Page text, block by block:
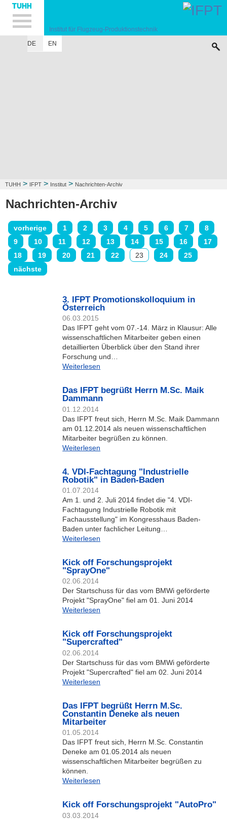
Hauptnavigation
Unternavigation
Inhalt
Suche
Institut für Flugzeug-Produktionstechnik
DE
EN
TUHH > IFPT > Institut > Nachrichten-Archiv
Nachrichten-Archiv
vorherige 1 2 3 4 5 6 7
8
9
10 11 12 13 14 15 16
17
18
19 20 21 22 23 24
25
nächste
3. IFPT Promotionskolloquium in
Österreich
06.03.2015
Das IFPT geht vom 07.-14. März in Klausur: Alle
wissenschaftlichen Mitarbeiter geben einen
detaillierten Überblick über den Stand ihrer
Forschung und…
Weiterlesen
Das IFPT begrüßt Herrn M.Sc. Maik
Dammann
01.12.2014
Das IFPT freut sich, Herrn M.Sc. Maik Dammann
am 01.12.2014 als neuen wissenschaftlichen
Mitarbeiter begrüßen zu können.
Weiterlesen
4. VDI-Fachtagung "Industrielle
Robotik" in Baden-Baden
01.07.2014
Am 1. und 2. Juli 2014 findet die "4. VDI-
Fachtagung Industrielle Robotik mit
Fachausstellung" im Kongresshaus Baden-
Baden unter fachlicher Leitung…
Weiterlesen
Kick off Forschungsprojekt
"SprayOne"
02.06.2014
Der Startschuss für das vom BMWi geförderte
Projekt "SprayOne" fiel am 01. Juni 2014
Weiterlesen
Kick off Forschungsprojekt
"Supercrafted"
02.06.2014
Der Startschuss für das vom BMWi geförderte
Projekt "Supercrafted" fiel am 02. Juni 2014
Weiterlesen
Das IFPT begrüßt Herrn M.Sc.
Constantin Deneke als neuen
Mitarbeiter
01.05.2014
Das IFPT freut sich, Herrn M.Sc. Constantin
Deneke am 01.05.2014 als neuen
wissenschaftlichen Mitarbeiter begrüßen zu
können.
Weiterlesen
Kick off Forschungsprojekt "AutoPro"
03.03.2014